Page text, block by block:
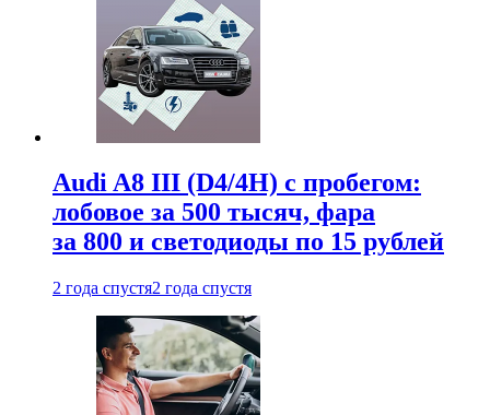
Audi A8 III (D4/4H) c пробегом:
лобовое за 500 тысяч, фара
за 800 и светодиоды по 15 рублей
2 года спустя2 года спустя